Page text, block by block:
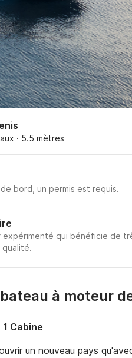
· 5.5 mètres
bord, un permis est requis.
expérimenté qui bénéficie de
à moteur
Cabine
un nouveau pays